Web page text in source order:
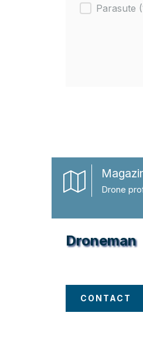
Parasute
Drone
Droneman
CONTACT